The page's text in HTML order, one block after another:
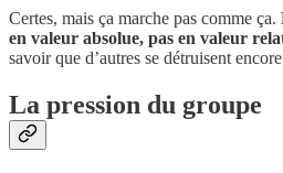
Certes, mais ça marche pas comme ça.
en valeur absolue, pas en valeur
savoir que d’autres se détruisent
La pression du groupe